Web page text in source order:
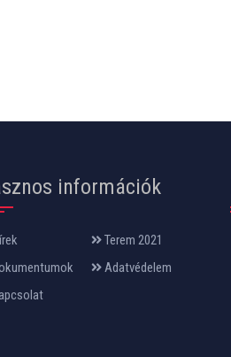
információk
Terem 2021
Adatvédelem